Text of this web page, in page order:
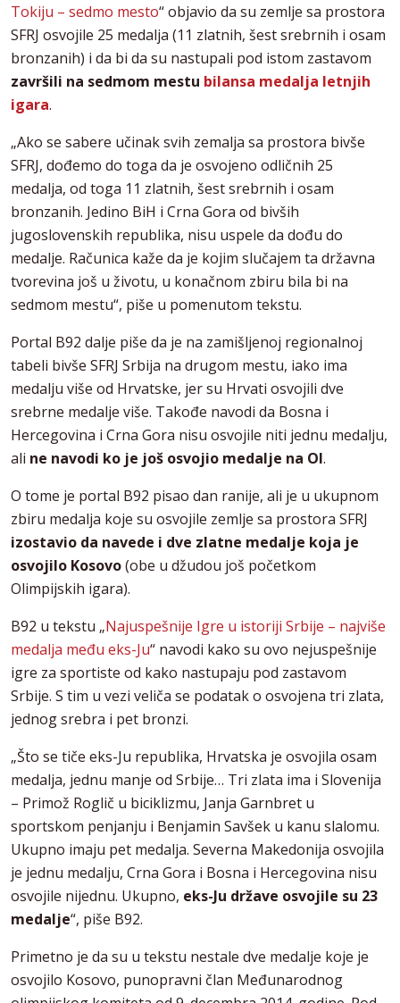
Tokiju – sedmo mesto“ objavio da su zemlje sa prostora
SFRJ osvojile 25 medalja (11 zlatnih, šest srebrnih i osam
bronzanih) i da bi da su nastupali pod istom zastavom
završili na sedmom mestu bilansa medalja letnjih
igara.
„Ako se sabere učinak svih zemalja sa prostora bivše
SFRJ, dođemo do toga da je osvojeno odličnih 25
medalja, od toga 11 zlatnih, šest srebrnih i osam
bronzanih. Jedino BiH i Crna Gora od bivših
jugoslovenskih republika, nisu uspele da dođu do
medalje. Računica kaže da je kojim slučajem ta državna
tvorevina još u životu, u konačnom zbiru bila bi na
sedmom mestu“, piše u pomenutom tekstu.
Portal B92 dalje piše da je na zamišljenoj regionalnoj
tabeli bivše SFRJ Srbija na drugom mestu, iako ima
medalju više od Hrvatske, jer su Hrvati osvojili dve
srebrne medalje više. Takođe navodi da Bosna i
Hercegovina i Crna Gora nisu osvojile niti jednu medalju,
ali ne navodi ko je još osvojio medalje na OI.
O tome je portal B92 pisao dan ranije, ali je u ukupnom
zbiru medalja koje su osvojile zemlje sa prostora SFRJ
izostavio da navede i dve zlatne medalje koja je
osvojilo Kosovo(obe u džudou još početkom
Olimpijskih igara).
B92 u tekstu „Najuspešnije Igre u istoriji Srbije – najviše
medalja među eks-Ju“ navodi kako su ovo nejuspešnije
igre za sportiste od kako nastupaju pod zastavom
Srbije. S tim u vezi veliča se podatak o osvojena tri zlata,
jednog srebra i pet bronzi.
„Što se tiče eks-Ju republika, Hrvatska je osvojila osam
medalja, jednu manje od Srbije… Tri zlata ima i Slovenija
– Primož Roglič u biciklizmu, Janja Garnbret u
sportskom penjanju i Benjamin Savšek u kanu slalomu.
Ukupno imaju pet medalja. Severna Makedonija osvojila
je jednu medalju, Crna Gora i Bosna i Hercegovina nisu
osvojile nijednu. Ukupno, eks-Ju države osvojile su 23
medalje“, piše B92.
Primetno je da su u tekstu nestale dve medalje koje je
osvojilo Kosovo, punopravni član Međunarodnog